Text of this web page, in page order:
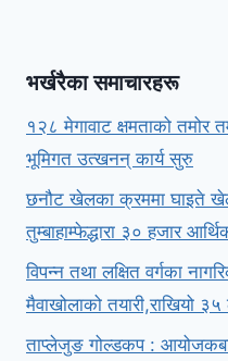
भर्खरैका समाचारहरू
१२८ मेगावाट क्षमताको तमोर
भूमिगत उत्खनन् कार्य सुरु
छनौट खेलका क्रममा घाइते
तुम्बाहाम्फेद्धारा ३० हजार
विपन्न तथा लक्षित वर्गका
मैवाखोलाको तयारी,राखियो
ताप्लेजुङ गोल्डकप :